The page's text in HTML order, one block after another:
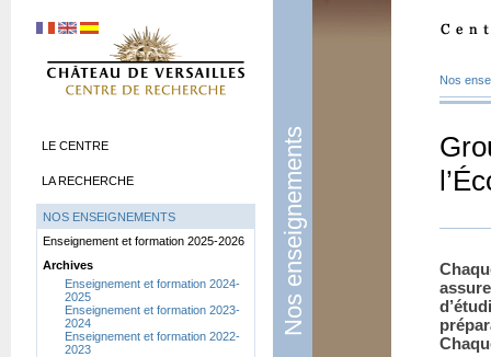
Nos enseignements
Nos
LE CENTRE
LA RECHERCHE
NOS ENSEIGNEMENTS
Enseignement et formation 2025-2026
Archives
Enseignement et formation 2024-
2025
Enseignement et formation 2023-
2024
Enseignement et formation 2022-
2023